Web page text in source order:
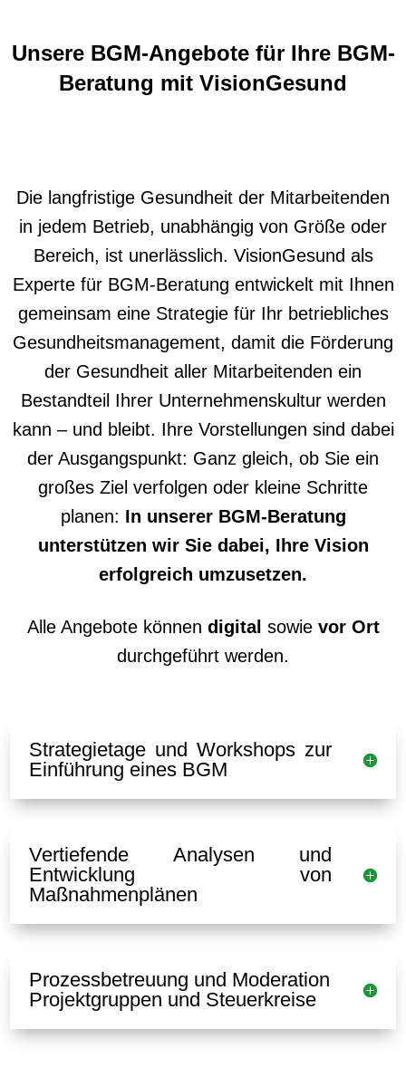
Unsere BGM-Angebote für Ihre BGM-
Beratung mit VisionGesund
Die langfristige Gesundheit der Mitarbeitenden
in jedem Betrieb, unabhängig von Größe oder
Bereich, ist unerlässlich. VisionGesund als
Experte für BGM-Beratung entwickelt mit Ihnen
gemeinsam eine Strategie für Ihr betriebliches
Gesundheitsmanagement, damit die Förderung
der Gesundheit aller Mitarbeitenden ein
Bestandteil Ihrer Unternehmenskultur werden
kann – und bleibt. Ihre Vorstellungen sind dabei
der Ausgangspunkt: Ganz gleich, ob Sie ein
großes Ziel verfolgen oder kleine Schritte
planen: In unserer BGM-Beratung
unterstützen wir Sie dabei, Ihre Vision
erfolgreich umzusetzen.
Alle Angebote können digital sowie vor Ort
durchgeführt werden.
Strategietage und Workshops zur
Einführung eines BGM
Vertiefende Analysen und
Entwicklung von
Maßnahmenplänen
Prozessbetreuung und Moderation
Projektgruppen und Steuerkreise